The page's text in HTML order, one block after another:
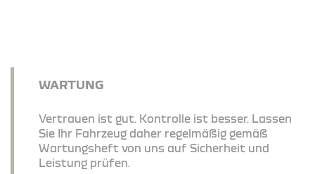
WARTUNG
Vertrauen ist gut. Kontrolle ist besser. Lassen
Sie Ihr Fahrzeug daher regelmäßig gemäß
Wartungsheft von uns auf Sicherheit und
Leistung prüfen.